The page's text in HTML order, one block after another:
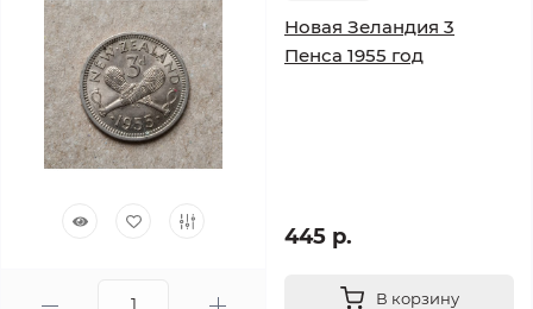
Новая Зеландия 3
Пенса 1955 год
445 р.
В корзину